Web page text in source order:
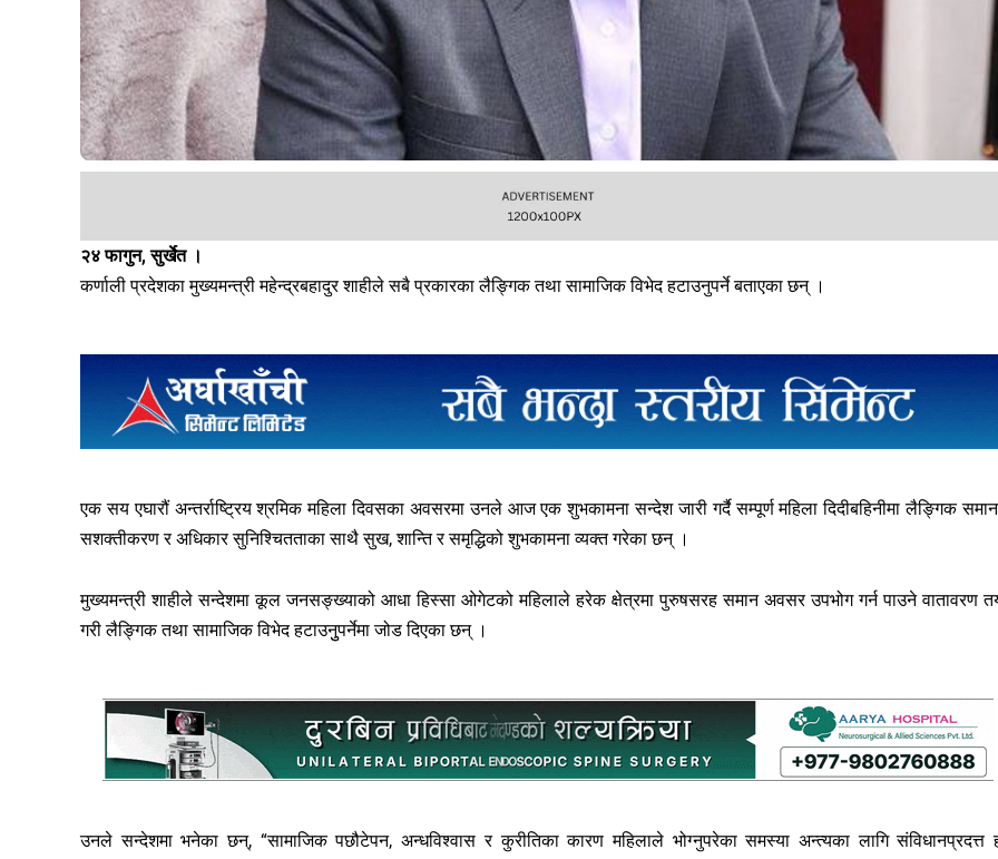
२४ फागुन, सुर्खेत ।
कर्णाली प्रदेशका मुख्यमन्त्री महेन्द्रबहादुर शाहीले सबै प्रकारका लैङ्गिक तथा सामाजिक विभेद हटाउनुपर्ने बताएका छन् ।
एक सय एघारौं अन्तर्राष्ट्रिय श्रमिक महिला दिवसका अवसरमा उनले आज एक शुभकामना सन्देश जारी गर्दै सम्पूर्ण महिला दिदीबहिनीमा लैङ्गिक
सशक्तीकरण र अधिकार सुनिश्चितताका साथै सुख, शान्ति र समृद्धिको शुभकामना व्यक्त गरेका छन् ।
मुख्यमन्त्री शाहीले सन्देशमा कूल जनसङ्ख्याको आधा हिस्सा ओगेटको महिलाले हरेक क्षेत्रमा पुरुषसरह समान अवसर उपभोग गर्न पाउने वातावरण
गरी लैङ्गिक तथा सामाजिक विभेद हटाउनुुपर्नेमा जोड दिएका छन् ।
उनले सन्देशमा भनेका छन्, “सामाजिक पछौटेपन, अन्धविश्वास र कुरीतिका कारण महिलाले भोग्नुपरेका समस्या अन्त्यका लागि संविधानप्रदत्त